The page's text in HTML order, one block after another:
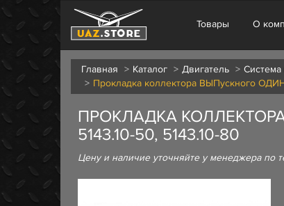
Товары О
Главная Каталог Двигатель Система
Прокладка коллектора ВЫПускного
ПРОКЛАДКА
5143.10-50, 5143.10-80
Цену и наличие уточняйте у менеджера по